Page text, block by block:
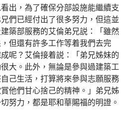
出，為了確保分部設施能繼續支
們已經付出了很多努力，但這並
築部服務的艾倫弟兄説：「雖然
但還有許多工作等着我們去完
呢？艾倫接着説：「弟兄姊妹的
大。此外，無論是參與過建築工
己生活，打算將來參與志願服務
他們甘心捨己的精神。」弟兄姊
努力，都是耶和華賜福的明證。